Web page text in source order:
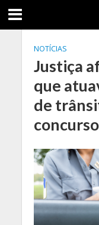
NOTÍCIAS
Justiça
que
de
concurso